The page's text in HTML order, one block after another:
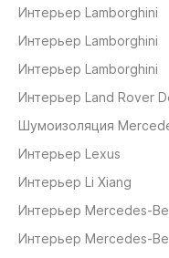
Интерьер Lamborghini
Интерьер Lamborghini
Интерьер Lamborghini
Интерьер Land Rover
Шумоизоляция
Интерьер Lexus
Интерьер Li Xiang
Интерьер Mercedes-
Интерьер Mercedes-